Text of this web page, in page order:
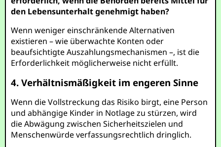
den Lebensunterhalt genehmigt haben?
Wenn weniger einschränkende Alternativen
existieren – wie überwachte Konten oder
beaufsichtigte Auszahlungsmechanismen –, ist die
Erforderlichkeit möglicherweise nicht erfüllt.
4. Verhältnismäßigkeit im engeren Sinne
Wenn die Vollstreckung das Risiko birgt, eine Person
und abhängige Kinder in Notlage zu stürzen, wird
die Abwägung zwischen Sicherheitszielen und
Menschenwürde verfassungsrechtlich dringlich.